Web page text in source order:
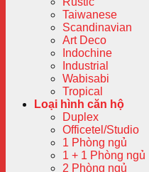
Taiwanese
Scandinavian
Art Deco
Indochine
Industrial
Wabisabi
Tropical
Loại hình căn hộ
Duplex
Officetel/Studio
1 Phòng ngủ
1 + 1 Phòng ngủ
2 Phòng ngủ